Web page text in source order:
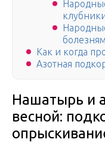
Как и когда
Азотная
Нашатырь и
весной: